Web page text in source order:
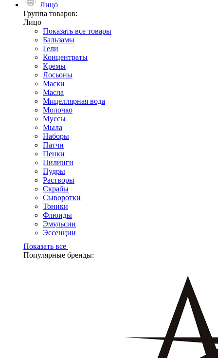
Лицо
Группа товаров:
Лицо
Показать все товары
Бальзамы
Гели
Концентраты
Кремы
Лосьоны
Маски
Масла
Мицеллярная вода
Молочко
Муссы
Мыла
Наборы
Патчи
Пенки
Пилинги
Пудры
Растворы
Скрабы
Сыворотки
Тоники
Флюиды
Эмульсии
Эссенции
Показать все
Популярные бренды: